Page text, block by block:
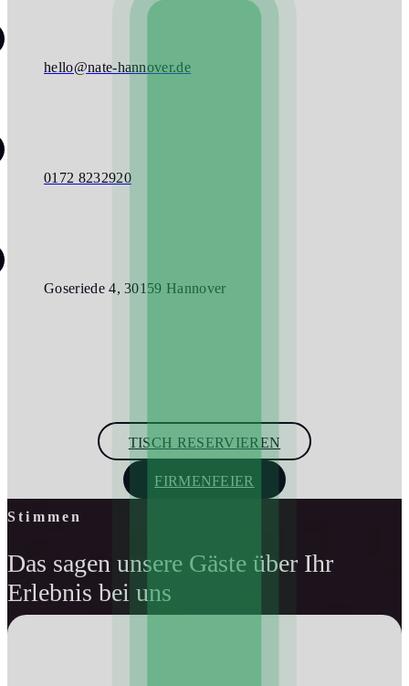
hello@nate-hannover.de
0172 8232920
Goseriede 4, 30159 Hannover
TISCH RESERVIEREN
FIRMENFEIER
Stimmen
Das sagen unsere Gäste über Ihr
Erlebnis bei uns